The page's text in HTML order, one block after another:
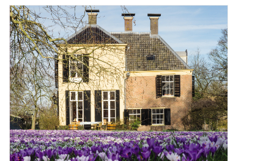
Zomerbloeiers
Herfstbloeiers
Schaduwplanten
Aanbiedingen
Bodemverbetering